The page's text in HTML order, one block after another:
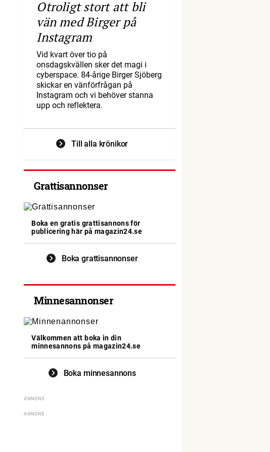
Otroligt stort att bli
vän med Birger på
Instagram
Vid kvart över tio på
onsdagskvällen sker det magi i
cyberspace. 84-årige Birger Sjöberg
skickar en vänförfrågan på
Instagram och vi behöver stanna
upp och reflektera.
Till alla krönikor
Grattisannonser
Boka en gratis grattisannons för
publicering här på magazin24.se
Boka grattisannonser
Minnesannonser
Välkommen att boka in din
minnesannons på magazin24.se
Boka minnesannons